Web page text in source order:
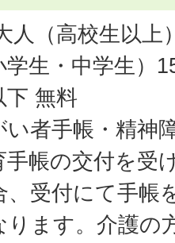
人（高校生以上
学生・中学生）
下 無料
い者手帳・精神
手帳の交付を受
、受付にて手帳
ります。介護の